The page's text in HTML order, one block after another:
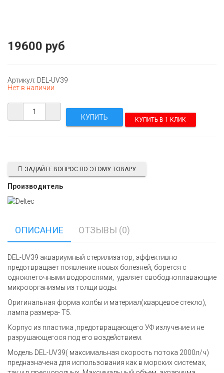
19600 руб
Артикул: DEL-UV39
Нет в наличии
КУПИТЬ В 1 КЛИК
ЗАДАЙТЕ ВОПРОС ПО ЭТОМУ ТОВАРУ
Производитель
ОПИСАНИЕ ОТЗЫВЫ (0)
DEL-UV39 аквариумный стерилизатор, эффективно
предотвращает появление новых болезней, борется с
одноклеточными водорослями, удаляет свободноплавающие
микроорганизмы из толщи воды.
Оригинальная форма колбы и материал(кварцевое стекло),
лампа размера- Т5.
Корпус из пластика ,предотвращающего УФ излучение и не
разрушающегося под его воздействием.
Модель DEL-UV39( максимальная скорость потока 2000л/ч)
предназначена для использования как в морских системах,